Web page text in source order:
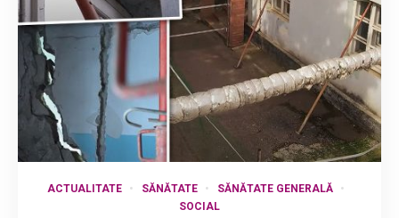
ACTUALITATE SĂNĂTATE
SĂNĂTATE GENERALĂ
SOCIAL